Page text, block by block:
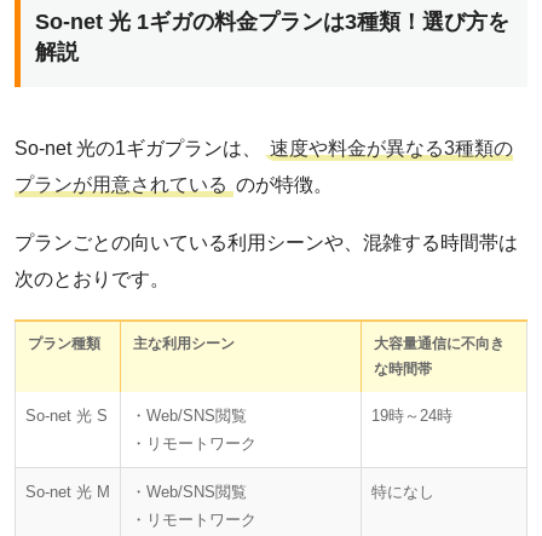
So-net 光 1ギガの料金プランは3種類！選び方を
解説
So-net 光の1ギガプランは、
速度や料金が異なる3種類の
プランが用意されている のが特徴。
プランごとの向いている利用シーンや、混雑する時間帯は
次のとおりです。
プラン種類 主な利用シーン
大容量通信に不向き
な時間帯
So-net 光 S
・Web/SNS閲覧
・リモートワーク
19時～24時
So-net 光 M
・Web/SNS閲覧
・リモートワーク
特になし